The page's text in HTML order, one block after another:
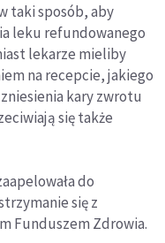
taki sposób, aby
leku refundowanego
lekarze mieliby
na recepcie, jakiego
kary zwrotu
się także
do
się z
Funduszem Zdrowia.